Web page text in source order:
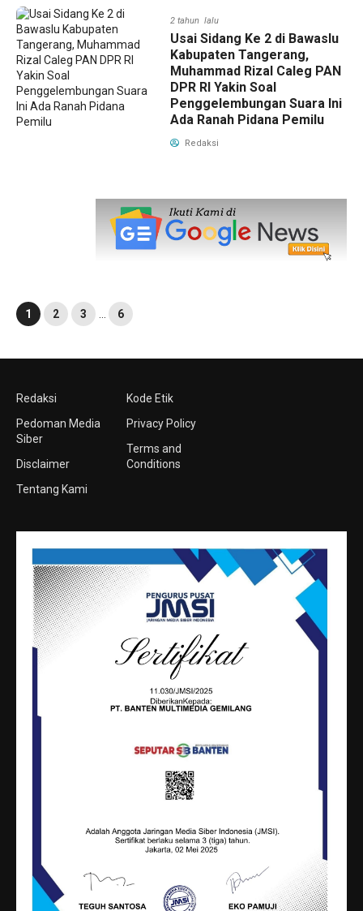
2 tahun lalu
Usai Sidang Ke 2 di Bawaslu
Kabupaten Tangerang,
Muhammad Rizal Caleg PAN
DPR RI Yakin Soal
Penggelembungan Suara Ini
Ada Ranah Pidana Pemilu
Redaksi
1 2 3 … 6
Redaksi
Pedoman Media
Siber
Disclaimer
Tentang Kami
Kode Etik
Privacy Policy
Terms and
Conditions